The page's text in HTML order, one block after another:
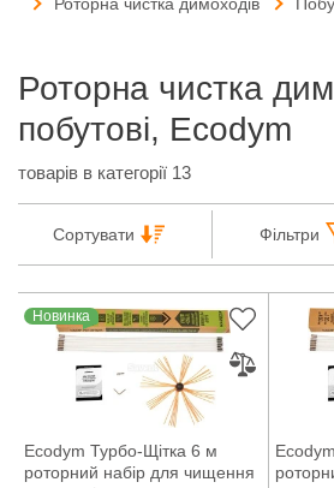
Роторна чистка
побутові, Ecodym
товарів в категорії 13
Сортувати Фільтри
Новинка
Ecodym Турбо-Щітка 6 м
роторний набір для чищення